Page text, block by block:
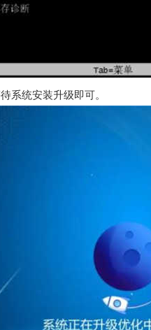
系统安装升级即可。